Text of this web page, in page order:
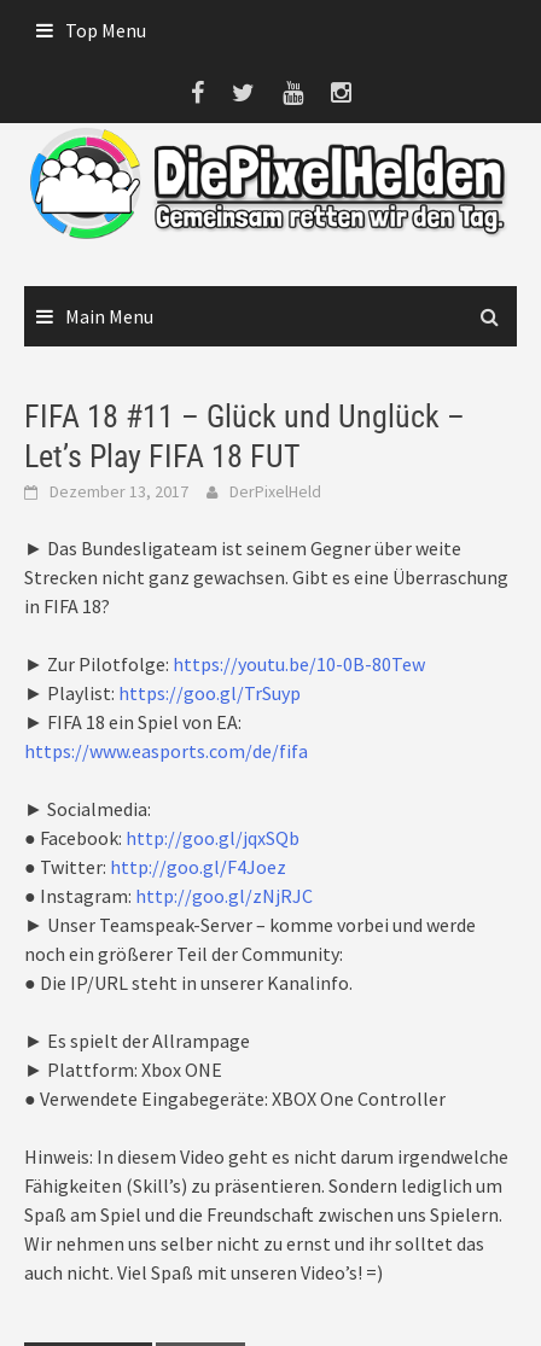
Top Menu
Main Menu
FIFA 18 #11 – Glück und Unglück –
Let’s Play FIFA 18 FUT
Dezember 13, 2017 DerPixelHeld
► Das Bundesligateam ist seinem Gegner über weite
Strecken nicht ganz gewachsen. Gibt es eine Überraschung
in FIFA 18?
► Zur Pilotfolge: https://youtu.be/10-0B-80Tew
► Playlist: https://goo.gl/TrSuyp
► FIFA 18 ein Spiel von EA:
https://www.easports.com/de/fifa
► Socialmedia:
● Facebook: http://goo.gl/jqxSQb
● Twitter: http://goo.gl/F4Joez
● Instagram: http://goo.gl/zNjRJC
► Unser Teamspeak-Server – komme vorbei und werde
noch ein größerer Teil der Community:
● Die IP/URL steht in unserer Kanalinfo.
► Es spielt der Allrampage
► Plattform: Xbox ONE
● Verwendete Eingabegeräte: XBOX One Controller
Hinweis: In diesem Video geht es nicht darum irgendwelche
Fähigkeiten (Skill’s) zu präsentieren. Sondern lediglich um
Spaß am Spiel und die Freundschaft zwischen uns Spielern.
Wir nehmen uns selber nicht zu ernst und ihr solltet das
auch nicht. Viel Spaß mit unseren Video’s! =)